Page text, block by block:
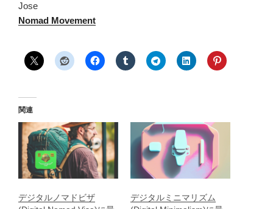
Jose
Nomad Movement
関連
デジタルノマドビザ
デジタルミニマリズム